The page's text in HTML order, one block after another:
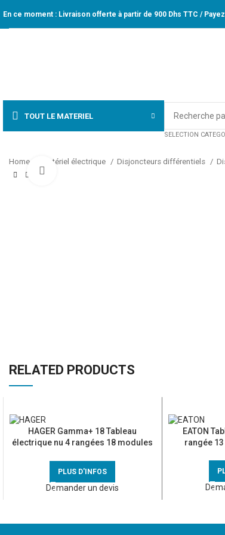
En ce moment : Livraison offerte à partir de 900 Dhs TTC /
TOUT LE MATERIEL
SELECTION
Home Matériel électrique Disjoncteurs différentiels
RELATED PRODUCTS
HAGER Gamma+ 18 Tableau
électrique nu 4 rangées 18 modules
PLUS D'INFOS
Demander un devis
EATON
rangée